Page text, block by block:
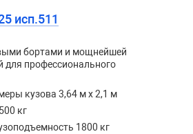
исп.511
бортами и мощнейшей
для профессионального
кузова 3,64 м х 2,1 м
кг
1800 кг